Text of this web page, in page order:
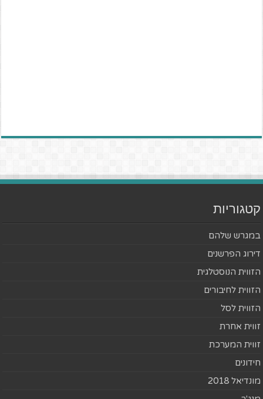
קטגוריות
במגרש שלהם
דירוג הפרשנים
הזווית הנוסטלגית
הזווית לחיבורים
הזווית לסל
זווית אחרת
זווית המערכת
חידונים
מונדיאל 2018